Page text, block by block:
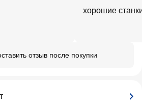
хорошие
отзыв после покупки